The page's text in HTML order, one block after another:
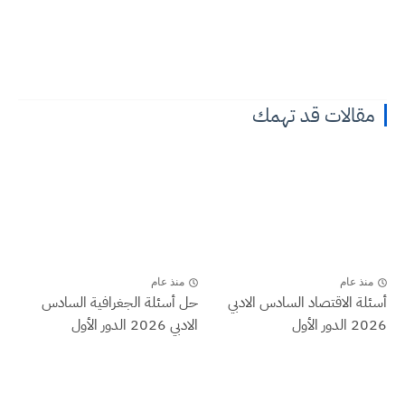
مقالات قد تهمك
منذ عام
أسئلة الاقتصاد السادس الادبي
2026 الدور الأول
منذ عام
حل أسئلة الجغرافية السادس
الادبي 2026 الدور الأول